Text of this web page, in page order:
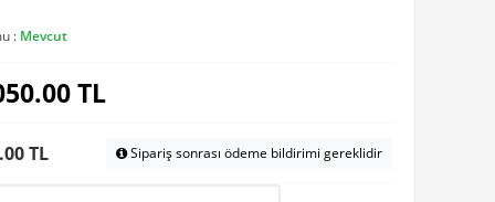
: Mevcut
TL
TL Sipariş sonrası ödeme bildirimi gereklidir